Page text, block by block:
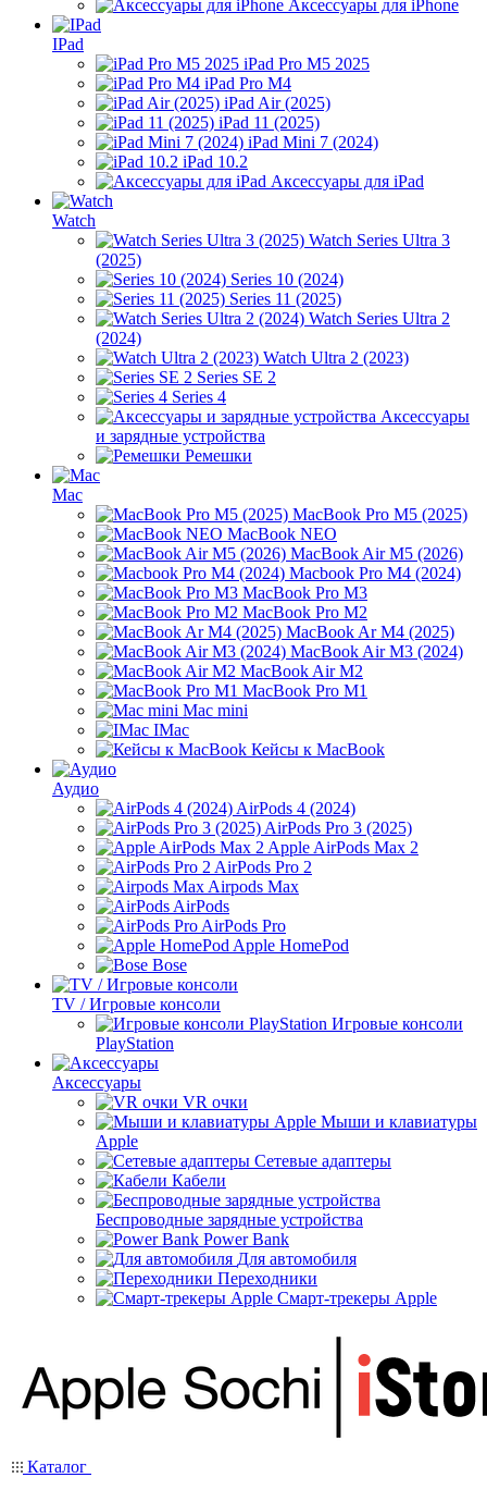
Аксессуары для iPhone
IPad
iPad Pro M5 2025
iPad Pro M4
iPad Air (2025)
iPad 11 (2025)
iPad Mini 7 (2024)
iPad 10.2
Аксессуары для iPad
Watch
Watch Series Ultra 3
(2025)
Series 10 (2024)
Series 11 (2025)
Watch Series Ultra 2
(2024)
Watch Ultra 2 (2023)
Series SE 2
Series 4
Аксессуары
и зарядные устройства
Ремешки
Mac
MacBook Pro M5 (2025)
MacBook NEO
MacBook Air M5 (2026)
Macbook Pro M4 (2024)
MacBook Pro M3
MacBook Pro M2
MacBook Ar M4 (2025)
MacBook Air M3 (2024)
MacBook Air M2
MacBook Pro M1
Mac mini
IMac
Кейсы к MacBook
Аудио
AirPods 4 (2024)
AirPods Pro 3 (2025)
Apple AirPods Max 2
AirPods Pro 2
Airpods Max
AirPods
AirPods Pro
Apple HomePod
Bose
TV / Игровые консоли
Игровые консоли
PlayStation
Аксессуары
VR очки
Мыши и клавиатуры
Apple
Сетевые адаптеры
Кабели
Беспроводные зарядные устройства
Power Bank
Для автомобиля
Переходники
Смарт-трекеры Apple
Каталог